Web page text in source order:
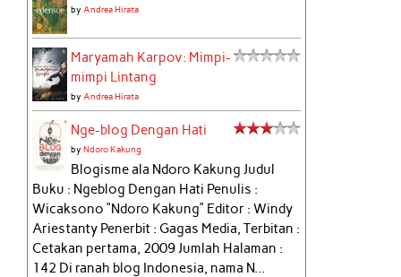
byAndrea Hirata
Maryamah Karpov: Mimpi-
mimpi Lintang
byAndrea Hirata
Nge-blog Dengan Hati
byNdoro Kakung
Blogisme ala Ndoro Kakung Judul
Buku : Ngeblog Dengan Hati Penulis :
Wicaksono “Ndoro Kakung” Editor : Windy
Ariestanty Penerbit : Gagas Media, Terbitan :
Cetakan pertama, 2009 Jumlah Halaman :
142 Di ranah blog Indonesia, nama N...